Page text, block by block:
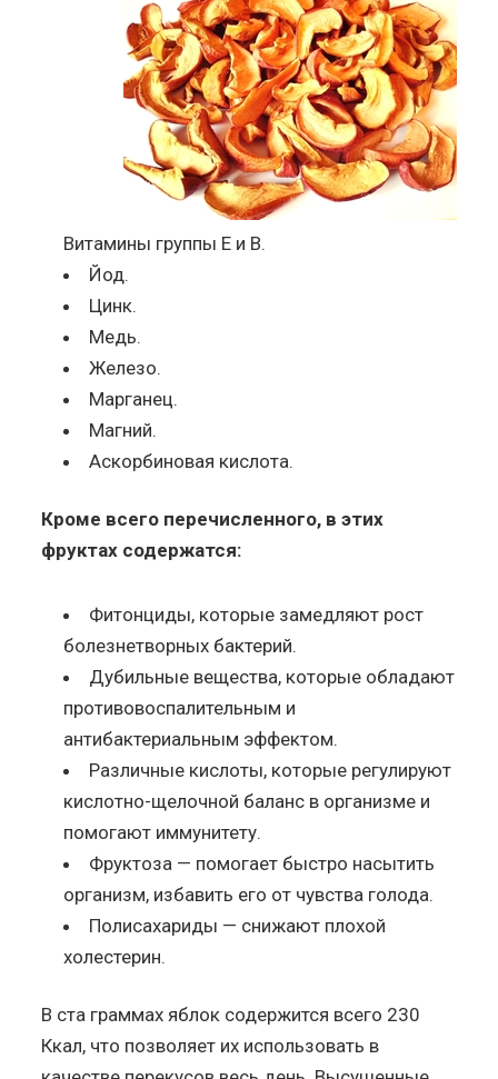
Витамины группы Е и В.
Йод.
Цинк.
Медь.
Железо.
Марганец.
Магний.
Аскорбиновая кислота.
Кроме всего перечисленного, в этих
фруктах содержатся:
Фитонциды, которые замедляют рост
болезнетворных бактерий.
Дубильные вещества, которые обладают
противовоспалительным и
антибактериальным эффектом.
Различные кислоты, которые регулируют
кислотно-щелочной баланс в организме и
помогают иммунитету.
Фруктоза — помогает быстро насытить
организм, избавить его от чувства голода.
Полисахариды — снижают плохой
холестерин.
В ста граммах яблок содержится всего 230
Ккал, что позволяет их использовать в